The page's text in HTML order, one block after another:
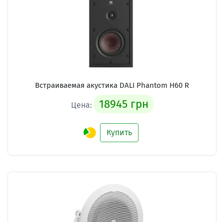
Встраиваемая акустика DALI Phantom H60 R
Цена: 18945 грн
Купить